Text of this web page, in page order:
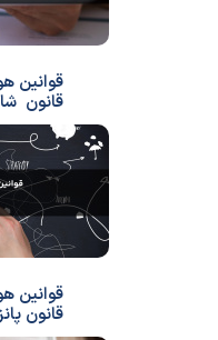
قوانین
قانون
قوانین
قانون